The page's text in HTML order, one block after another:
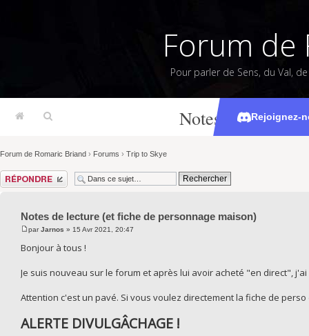
Forum de
Pour parler de Sens, du Val,
Rejoignez-
Notes de lecture
Forum de Romaric Briand › Forums › Trip to Skye
Répondre
Notes de lecture (et fiche de personnage maison)
parJarnos » 15 Avr 2021, 20:47
Bonjour à tous !
Je suis nouveau sur le forum et après lui avoir acheté "en direct",
Attention c'est un pavé. Si vous voulez directement la fiche de perso
ALERTE DIVULGÂCHAGE !